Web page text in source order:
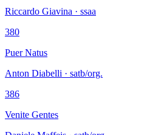
Riccardo Giavina · ssaa
380
Puer Natus
Anton Diabelli · satb/org.
386
Venite Gentes